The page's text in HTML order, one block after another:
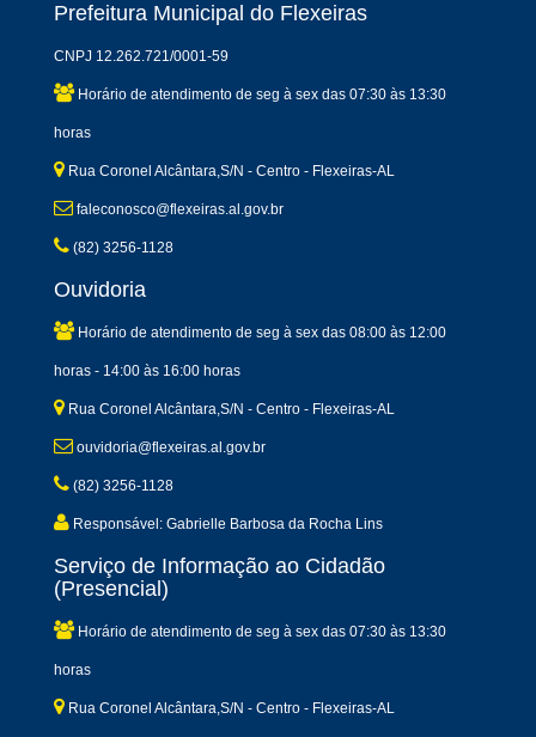
Prefeitura Municipal do Flexeiras
CNPJ 12.262.721/0001-59
Horário de atendimento de seg à sex das 07:30 às 13:30
horas
Rua Coronel Alcântara,S/N - Centro - Flexeiras-AL
faleconosco@flexeiras.al.gov.br
(82) 3256-1128
Ouvidoria
Horário de atendimento de seg à sex das 08:00 às 12:00
horas - 14:00 às 16:00 horas
Rua Coronel Alcântara,S/N - Centro - Flexeiras-AL
ouvidoria@flexeiras.al.gov.br
(82) 3256-1128
Responsável: Gabrielle Barbosa da Rocha Lins
Serviço de Informação ao Cidadão
(Presencial)
Horário de atendimento de seg à sex das 07:30 às 13:30
horas
Rua Coronel Alcântara,S/N - Centro - Flexeiras-AL